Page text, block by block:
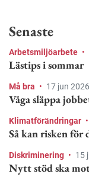
Senaste
Arbetsmiljöarbete •
Lästips i sommar
Må bra • 17 jun 2026
Våga släppa
Klimatförändringar •
Så kan risken för
Diskriminering • 15
Nytt stöd ska